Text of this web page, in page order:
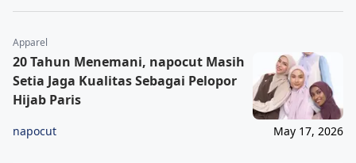
Apparel
20 Tahun Menemani, napocut Masih
Setia Jaga Kualitas Sebagai Pelopor
Hijab Paris
napocut May 17, 2026